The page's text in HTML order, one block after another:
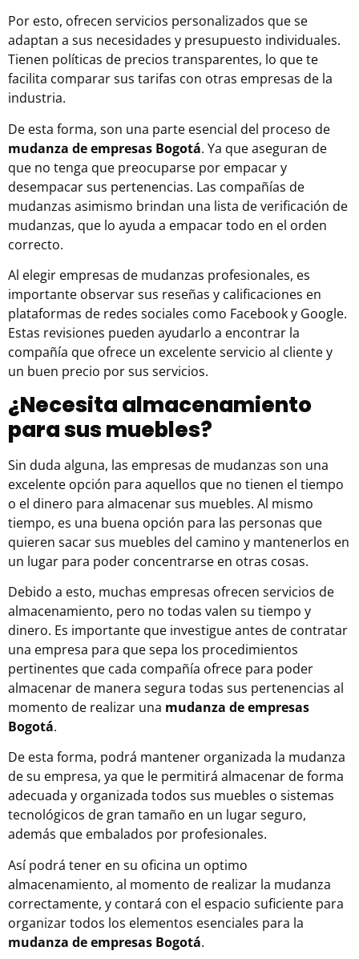
Por esto, ofrecen servicios personalizados que se
adaptan a sus necesidades y presupuesto individuales.
Tienen políticas de precios transparentes, lo que te
facilita comparar sus tarifas con otras empresas de la
industria.
De esta forma, son una parte esencial del proceso de
mudanza de empresas Bogotá. Ya que aseguran de
que no tenga que preocuparse por empacar y
desempacar sus pertenencias. Las compañías de
mudanzas asimismo brindan una lista de verificación de
mudanzas, que lo ayuda a empacar todo en el orden
correcto.
Al elegir empresas de mudanzas profesionales, es
importante observar sus reseñas y calificaciones en
plataformas de redes sociales como Facebook y Google.
Estas revisiones pueden ayudarlo a encontrar la
compañía que ofrece un excelente servicio al cliente y
un buen precio por sus servicios.
¿Necesita almacenamiento
para sus muebles?
Sin duda alguna, las empresas de mudanzas son una
excelente opción para aquellos que no tienen el tiempo
o el dinero para almacenar sus muebles. Al mismo
tiempo, es una buena opción para las personas que
quieren sacar sus muebles del camino y mantenerlos en
un lugar para poder concentrarse en otras cosas.
Debido a esto, muchas empresas ofrecen servicios de
almacenamiento, pero no todas valen su tiempo y
dinero. Es importante que investigue antes de contratar
una empresa para que sepa los procedimientos
pertinentes que cada compañía ofrece para poder
almacenar de manera segura todas sus pertenencias al
momento de realizar una mudanza de empresas
Bogotá.
De esta forma, podrá mantener organizada la mudanza
de su empresa, ya que le permitirá almacenar de forma
adecuada y organizada todos sus muebles o sistemas
tecnológicos de gran tamaño en un lugar seguro,
además que embalados por profesionales.
Así podrá tener en su oficina un optimo
almacenamiento, al momento de realizar la mudanza
correctamente, y contará con el espacio suficiente para
organizar todos los elementos esenciales para la
mudanza de empresas Bogotá.